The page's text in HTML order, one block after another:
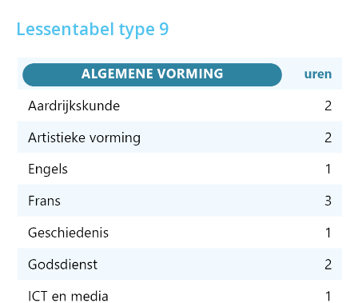
Lessentabel type 9